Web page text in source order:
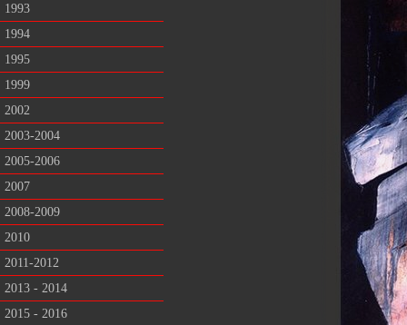
1993
1994
1995
1999
2002
2003-2004
2005-2006
2007
2008-2009
2010
2011-2012
2013 - 2014
2015 - 2016